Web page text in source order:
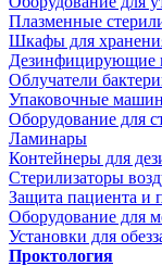
Плазменные
Шкафы для
Дезинфицирующие
Облучатели
Упаковочные
Оборудование для
Ламинары
Контейнеры для
Стерилизаторы
Защита пациента и
Оборудование для
Установки для
Проктология